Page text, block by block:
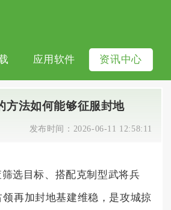
应用软件 资讯中心
方法如何能够征服封地
发布时间： 2026-06-11 12:58:11
选目标、搭配克制型武将兵
再加封地基建维稳，是攻城掠